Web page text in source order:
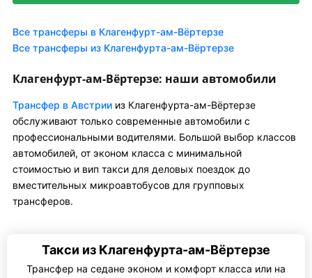
Все трансферы в Клагенфурт-ам-Вёртерзе
Все трансферы из Клагенфурта-ам-Вёртерзе
Клагенфурт-ам-Вёртерзе: наши автомобили
Трансфер в Австрии из Клагенфурта-ам-Вёртерзе
обслуживают только современные автомобили с
профессиональными водителями. Большой выбор классов
автомобилей, от эконом класса с минимальной
стоимостью и вип такси для деловых поездок до
вместительных микроавтобусов для групповых
трансферов.
Такси из Клагенфурта-ам-Вёртерзе
Трансфер на седане эконом и комфорт класса или на